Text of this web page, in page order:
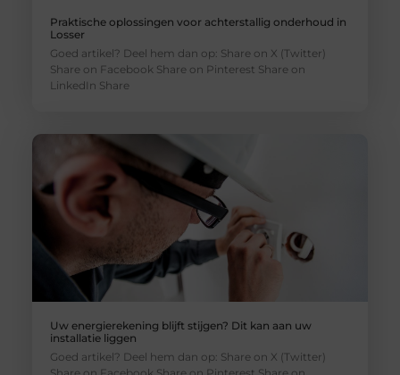
Praktische oplossingen voor achterstallig onderhoud in
Losser
Goed artikel? Deel hem dan op: Share on X (Twitter)
Share on Facebook Share on Pinterest Share on
LinkedIn Share
Uw energierekening blijft stijgen? Dit kan aan uw
installatie liggen
Goed artikel? Deel hem dan op: Share on X (Twitter)